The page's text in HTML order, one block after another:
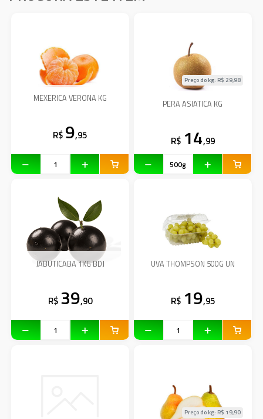
MEXERICA VERONA KG
R$ 9,95
PERA ASIATICA KG
Preço do kg: R$ 29,98
R$ 14,99
JABUTICABA 1KG BDJ
R$ 39,90
UVA THOMPSON 500G UN
R$ 19,95
Preço do kg: R$ 19,90